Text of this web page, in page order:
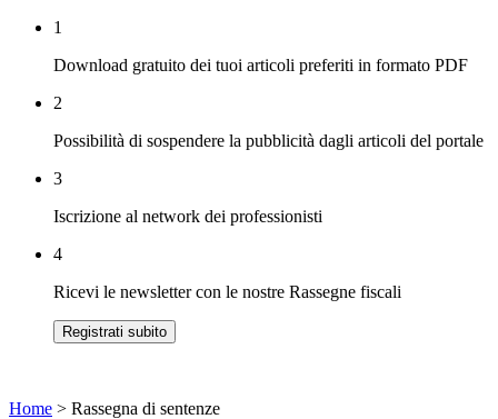
1
Download gratuito dei tuoi articoli preferiti in formato PDF
2
Possibilità di sospendere la pubblicità dagli articoli del portale
3
Iscrizione al network dei professionisti
4
Ricevi le newsletter con le nostre Rassegne fiscali
Registrati subito
Home > Rassegna di sentenze